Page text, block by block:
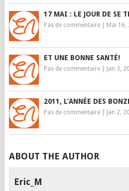
17 MAI : LE JOUR DE SE
Pas de commentaire| Mai 16,
ET UNE BONNE SANTÉ!
Pas de commentaire| Jan 3,
2011, L’ANNÉE DES
Pas de commentaire| Jan 2,
ABOUT THE AUTHOR
Eric_M